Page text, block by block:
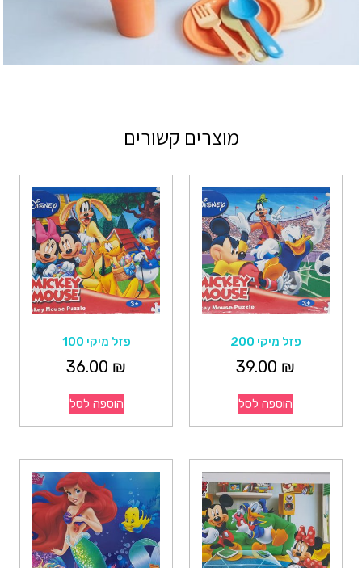
מוצרים קשורים
פזל מיקי 200
39.00 ₪
הוספה לסל
פזל מיקי 100
36.00 ₪
הוספה לסל